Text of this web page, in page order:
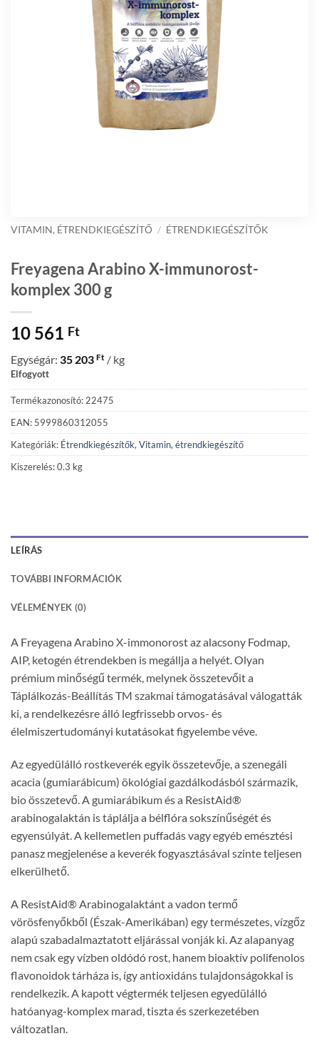
VITAMIN, ÉTRENDKIEGÉSZÍTŐ / ÉTRENDKIEGÉSZÍTŐK
Freyagena Arabino X-immunorost-
komplex 300 g
10 561 Ft
Egységár: 35 203 Ft / kg
Elfogyott
Termékazonosító: 22475
EAN: 5999860312055
Kategóriák: Étrendkiegészítők, Vitamin, étrendkiegészítő
Kiszerelés: 0.3 kg
LEÍRÁS
TOVÁBBI INFORMÁCIÓK
VÉLEMÉNYEK (0)
A Freyagena Arabino X-immonorost az alacsony Fodmap,
AIP, ketogén étrendekben is megállja a helyét. Olyan
prémium minőségű termék, melynek összetevőit a
Táplálkozás-Beállítás TM szakmai támogatásával válogatták
ki, a rendelkezésre álló legfrissebb orvos- és
élelmiszertudományi kutatásokat figyelembe véve.
Az egyedülálló rostkeverék egyik összetevője, a szenegáli
acacia (gumiarábicum) ökológiai gazdálkodásból származik,
bio összetevő. A gumiarábikum és a ResistAid®
arabinogalaktán is táplálja a bélflóra sokszínűségét és
egyensúlyát. A kellemetlen puffadás vagy egyéb emésztési
panasz megjelenése a keverék fogyasztásával szinte teljesen
elkerülhető.
A ResistAid® Arabinogalaktánt a vadon termő
vörösfenyőkből (Észak-Amerikában) egy természetes, vízgőz
alapú szabadalmaztatott eljárással vonják ki. Az alapanyag
nem csak egy vízben oldódó rost, hanem bioaktív polifenolos
flavonoidok tárháza is, így antioxidáns tulajdonságokkal is
rendelkezik. A kapott végtermék teljesen egyedülálló
hatóanyag-komplex marad, tiszta és szerkezetében
változatlan.